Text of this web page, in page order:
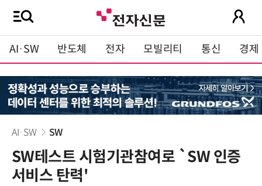
AI·SW 반도체 전자 모빌리티 통신 경제
AI·SW SW
SW테스트 시험기관참여로 `SW 인증
서비스 탄력'